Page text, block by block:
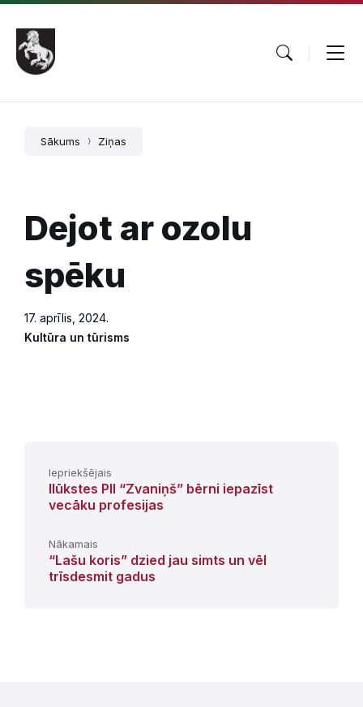
Pāriet
saturu
Skip
main
navigation
Skip
footer
Sākums Ziņas
Dejot ar ozolu
spēku
17. aprīlis, 2024.
Kultūra un tūrisms
Iepriekšējais
Ilūkstes PII “Zvaniņš” bērni iepazīst
vecāku profesijas
Nākamais
“Lašu koris” dzied jau simts un vēl
trīsdesmit gadus